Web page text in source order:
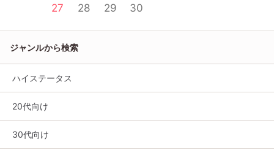
27
28 29 30
ジャンルから検索
ハイステータス
20代向け
30代向け